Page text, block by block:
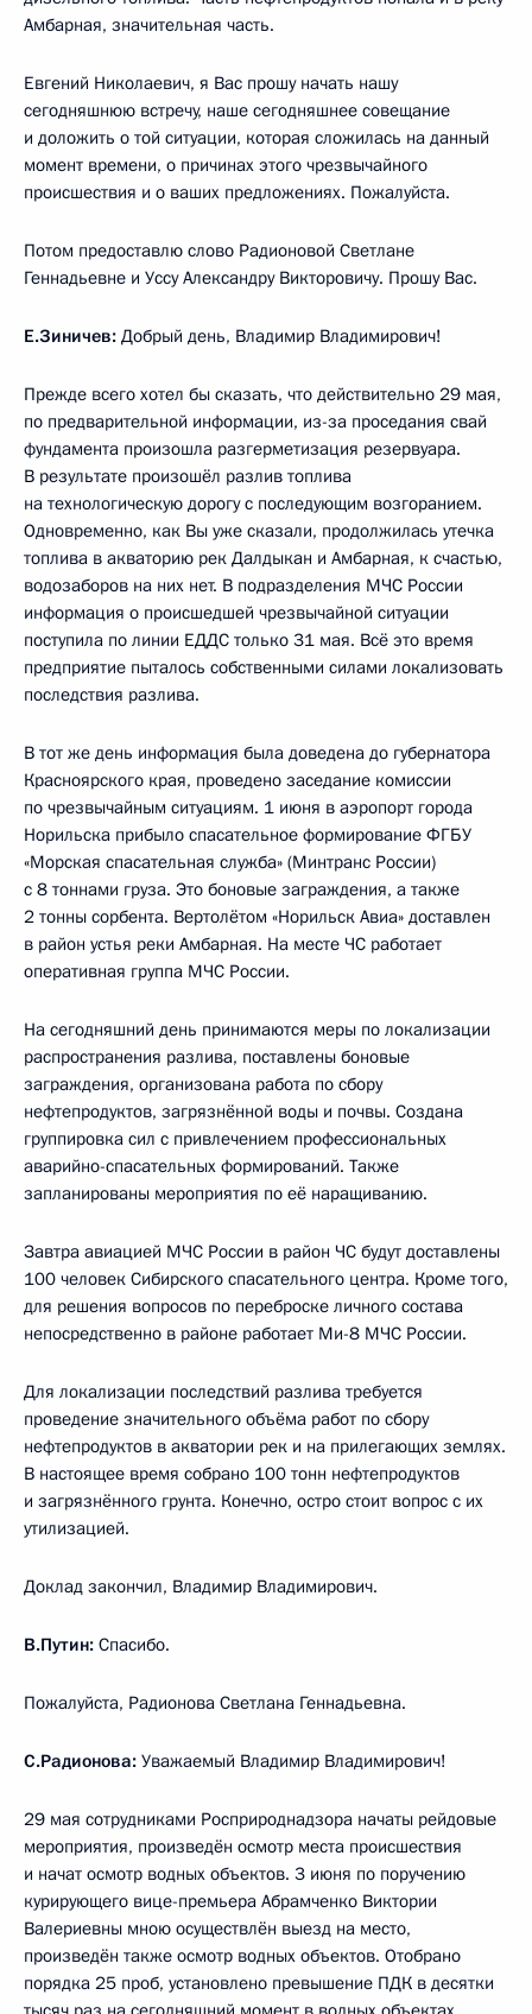
Амбарная, значительная часть.
Евгений Николаевич, я Вас прошу начать нашу
сегодняшнюю встречу, наше сегодняшнее совещание
и доложить о той ситуации, которая сложилась на данный
момент времени, о причинах этого чрезвычайного
происшествия и о ваших предложениях. Пожалуйста.
Потом предоставлю слово Радионовой Светлане
Геннадьевне и Уссу Александру Викторовичу. Прошу Вас.
Е.Зиничев: Добрый день, Владимир Владимирович!
Прежде всего хотел бы сказать, что действительно 29 мая,
по предварительной информации, из-за проседания свай
фундамента произошла разгерметизация резервуара.
В результате произошёл разлив топлива
на технологическую дорогу с последующим возгоранием.
Одновременно, как Вы уже сказали, продолжилась утечка
топлива в акваторию рек Далдыкан и Амбарная, к счастью,
водозаборов на них нет. В подразделения МЧС России
информация о происшедшей чрезвычайной ситуации
поступила по линии ЕДДС только 31 мая. Всё это время
предприятие пыталось собственными силами локализовать
последствия разлива.
В тот же день информация была доведена до губернатора
Красноярского края, проведено заседание комиссии
по чрезвычайным ситуациям. 1 июня в аэропорт города
Норильска прибыло спасательное формирование ФГБУ
«Морская спасательная служба» (Минтранс России)
с 8 тоннами груза. Это боновые заграждения, а также
2 тонны сорбента. Вертолётом «Норильск Авиа» доставлен
в район устья реки Амбарная. На месте ЧС работает
оперативная группа МЧС России.
На сегодняшний день принимаются меры по локализации
распространения разлива, поставлены боновые
заграждения, организована работа по сбору
нефтепродуктов, загрязнённой воды и почвы. Создана
группировка сил с привлечением профессиональных
аварийно-спасательных формирований. Также
запланированы мероприятия по её наращиванию.
Завтра авиацией МЧС России в район ЧС будут доставлены
100 человек Сибирского спасательного центра. Кроме того,
для решения вопросов по переброске личного состава
непосредственно в районе работает Ми-8 МЧС России.
Для локализации последствий разлива требуется
проведение значительного объёма работ по сбору
нефтепродуктов в акватории рек и на прилегающих землях.
В настоящее время собрано 100 тонн нефтепродуктов
и загрязнённого грунта. Конечно, остро стоит вопрос с их
утилизацией.
Доклад закончил, Владимир Владимирович.
В.Путин: Спасибо.
Пожалуйста, Радионова Светлана Геннадьевна.
С.Радионова: Уважаемый Владимир Владимирович!
29 мая сотрудниками Росприроднадзора начаты рейдовые
мероприятия, произведён осмотр места происшествия
и начат осмотр водных объектов. 3 июня по поручению
курирующего вице-премьера Абрамченко Виктории
Валериевны мною осуществлён выезд на место,
произведён также осмотр водных объектов. Отобрано
порядка 25 проб, установлено превышение ПДК в десятки